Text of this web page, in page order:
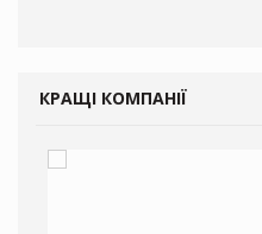
КРАЩІ КОМПАНІЇ